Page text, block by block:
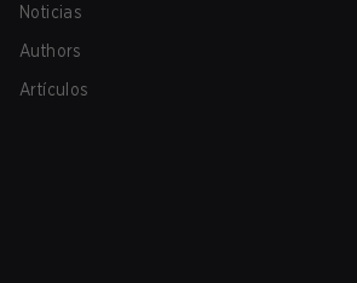
Noticias
Authors
Artículos